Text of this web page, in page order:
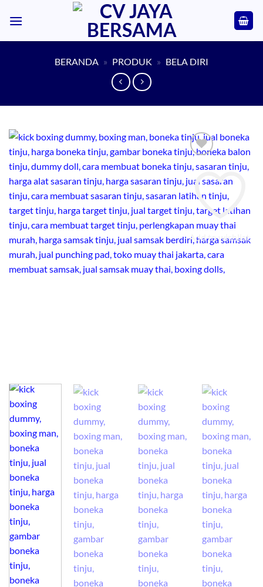
BERANDA » PRODUK » BELA DIRI
Add to wishlist